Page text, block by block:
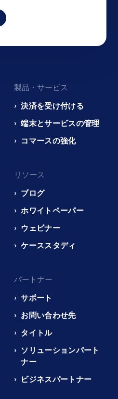
製品・サービス
決済を受け付ける
端末とサービスの管理
コマースの強化
リソース
ブログ
ホワイトペーパー
ウェビナー
ケーススタディ
パートナー
サポート
お問い合わせ先
タイトル
ソリューションパート
ナー
ビジネスパートナー